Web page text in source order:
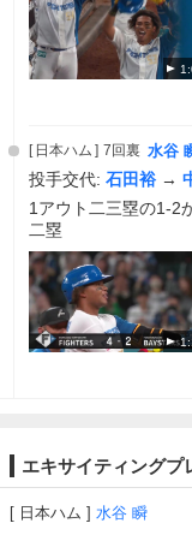
日本ハム 7回裏 水谷
投手交代: 石田裕→
1アウト二三塁の1-2
二塁
エキサイティングプ
日本ハム 水谷 瞬